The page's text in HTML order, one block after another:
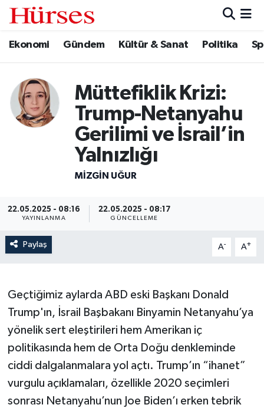
Ekonomi Gündem Kültür & Sanat Politika
Müttefiklik Krizi:
Trump-Netanyahu
Gerilimi ve İsrail’in
Yalnızlığı
MIZGIN UĞUR
22.05.2025 - 08:16
YAYINLANMA
22.05.2025 - 08:17
GÜNCELLEME
Paylaş A- A+
Geçtiğimiz aylarda ABD eski Başkanı Donald
Trump'ın, İsrail Başbakanı Binyamin Netanyahu’ya
yönelik sert eleştirileri hem Amerikan iç
politikasında hem de Orta Doğu denkleminde
ciddi dalgalanmalara yol açtı. Trump’ın “ihanet”
vurgulu açıklamaları, özellikle 2020 seçimleri
sonrası Netanyahu’nun Joe Biden’ı erken tebrik
Ekonomi
Kültür & Sanat
Hava Durumu
Süper Lig Puan Durumu ve Fikstür
Tüm Manşetler
Son Dakika Haberleri